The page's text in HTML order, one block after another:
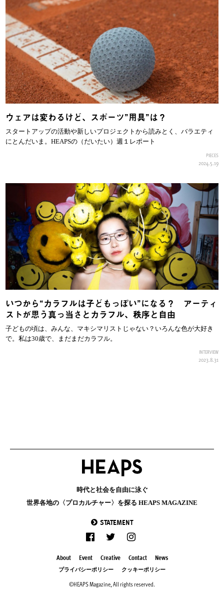
ウェアは変わるけど、スポーツ”用具”は？
スタートアップの活動や新しいプロジェクトから読みとく、バラエティ
にとんだいま。HEAPSの（だいたい）週１レポート
PIECES
2024.5.19
いつから“カラフルは子どもっぽい”になる？ アーティ
ストが思う真っ当さとカラフル、秩序と自由
子どもの頃は、みんな、マキシマリストじゃない？いろんな色が大好き
で。私は30歳で、まだまだカラフル。
INTERVIEW
2023.8.31
時代と社会を自由に泳ぐ
世界各地の〈プロカルチャー〉を探る HEAPS MAGAZINE
STATEMENT
About Event Creative Contact News
プライバシーポリシー クッキーポリシー
©HEAPS Magazine, All rights reserved.